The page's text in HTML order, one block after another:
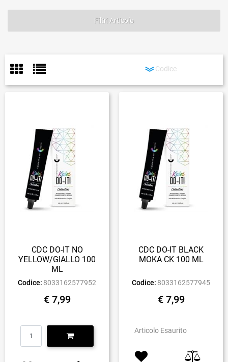
Filtri Articolo
CDC DO-IT NO
YELLOW/GIALLO 100
ML
Codice: 8033162577952
€ 7,99
Quantità
CDC DO-IT BLACK
MOKA CK 100 ML
Codice: 8033162577945
€ 7,99
Articolo Esaurito